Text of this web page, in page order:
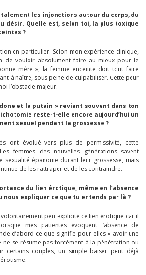
les injonctions autour du corps, du
désir. Quelle est, selon toi, la plus toxique
?
en particulier. Selon mon expérience clinique,
de vouloir absolument faire au mieux pour le
mère », la femme enceinte doit tout faire
à naître, sous peine de culpabiliser. Cette peur
l’obstacle majeur.
et la putain » revient souvent dans ton
reste-t-elle encore aujourd’hui un
sexuel pendant la grossesse ?
ont évolué vers plus de permissivité, cette
femmes des nouvelles générations savent
sexualité épanouie durant leur grossesse, mais
de les rattraper et de les contraindre.
du lien érotique, même en l’absence
nous expliquer ce que tu entends par là ?
volontairement peu explicité ce lien érotique car il
mes patientes évoquent l’absence de
d’abord ce que signifie pour elles « avoir une
ne se résume pas forcément à la pénétration ou
certains couples, un simple baiser peut déjà